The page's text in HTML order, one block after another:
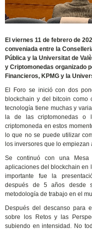
El viernes 11 de febrero de
conveniada entre la
Pública y la Universitat de
y Criptomonedas organizado
Financieros, KPMG y la
El Foro se inició con dos
blockchain y del bitcoin como
tecnología tiene muchas y
la de las criptomonedas o
criptomoneda en estos
lo que no se puede utilizar
los inversores que lo
Se continuó con una Mesa
aplicaciones del blockchain en
importante fue la
después de 5 años desde
metodología de trabajo en el
Después del descanso para
sobre los Retos y las
subiendo en intensidad. No